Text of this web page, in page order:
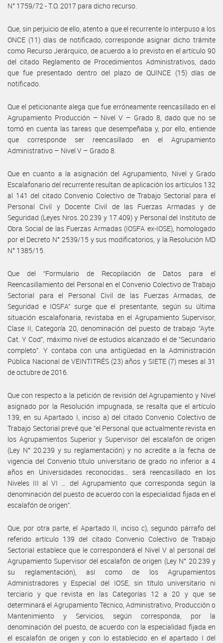
N° 1759/72 - T.O. 2017 para dicho recurso.
Que, sin perjuicio de ello, atento a que el recurrente lo interpuso a los
ONCE (11) días de notificado, corresponde asignar dicho trámite
como Recurso Jerárquico, de acuerdo a lo previsto en el artículo 90
del citado Reglamento de Procedimientos Administrativos, dado
que fue presentado dentro del plazo de QUINCE (15) días de
notificado.
Que el peticionante alega que fue erróneamente reencasillado en el
Agrupamiento Producción – Nivel V – Grado 8, dado que no se
tomó en cuenta las tareas que desempeñaba y, por ello, entiende
que corresponde ser reencasillado en el Agrupamiento
Administrativo – Nivel V – Grado 8.
Que en cuanto a la asignación del Agrupamiento, Nivel y Grado
Escalafonario del recurrente resultan de aplicación los artículos 132
al 141 del citado Convenio Colectivo de Trabajo Sectorial para el
Personal Civil y Docente Civil de las Fuerzas Armadas y de
Seguridad (Leyes Nros. 20.239 y 17.409) y Personal del Instituto de
Obra Social de las Fuerzas Armadas (IOSFA ex-IOSE), homologado
por el Decreto N° 2539/15 y sus modificatorios, y la Resolución MD
N° 1385/15.
Que del “Formulario de Recopilación de Datos para el
Reencasillamiento del Personal en el Convenio Colectivo de Trabajo
Sectorial para el Personal Civil de las Fuerzas Armadas, de
Seguridad e IOSFA” surge que el presentante, según su última
situación escalafonaria, revistaba en el Agrupamiento Supervisor,
Clase II, Categoría 20, denominación del puesto de trabajo “Ayte.
Cat. Y Cod”, máximo nivel de estudios alcanzado el de “Secundario
completo”. Y contaba con una antigüedad en la Administración
Pública Nacional de VEINTITRÉS (23) años y SIETE (7) meses al 31
de octubre de 2016.
Que con respecto a la petición de revisión del Agrupamiento y Nivel
asignado por la Resolución impugnada, se resalta que el artículo
139, en su Apartado I, inciso a) del citado Convenio Colectivo de
Trabajo Sectorial prevé que “el Personal que actualmente revista en
los Agrupamientos Superior y Supervisor del escalafón de origen
(Ley N° 20.239 y su reglamentación) y no acredite a la fecha de
vigencia del Convenio título universitario de grado no inferior a 4
años en Universidades reconocidas… será reencasillado en los
Niveles III al VI … del Agrupamiento que corresponda según la
denominación del puesto de acuerdo con la especialidad fijada en el
escalafón de origen”.
Que, por otra parte, el Apartado II, inciso c), segundo párrafo del
referido artículo 139 del citado Convenio Colectivo de Trabajo
Sectorial establece que le corresponderá el Nivel V al personal del
Agrupamiento Supervisor del escalafón de origen (Ley N° 20.239 y
su reglamentación), así como de los Agrupamientos
Administradores y Especial del IOSE, sin título universitario ni
terciario y que revista en las Categorías 12 a 20 y que se
determinará el Agrupamiento Técnico, Administrativo, Producción o
Mantenimiento y Servicios, según corresponda, por la
denominación del puesto, de acuerdo con la especialidad fijada en
el escalafón de origen y con lo establecido en el apartado I del